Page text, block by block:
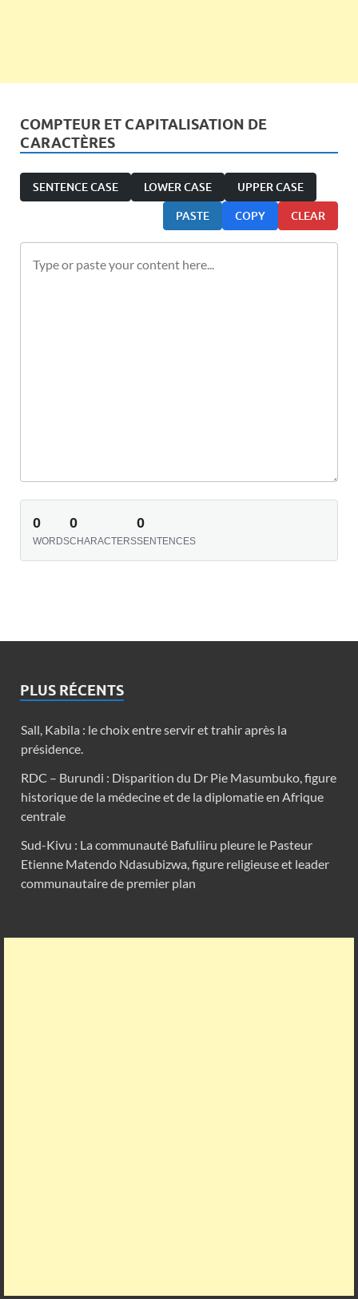
COMPTEUR ET CAPITALISATION DE
CARACTÈRES
SENTENCE CASE LOWER CASE UPPER CASE
PASTE COPY CLEAR
0
WORDS
0
CHARACTERS
0
SENTENCES
PLUS RÉCENTS
Sall, Kabila : le choix entre servir et trahir après la
présidence.
RDC – Burundi : Disparition du Dr Pie Masumbuko, figure
historique de la médecine et de la diplomatie en Afrique
centrale
Sud-Kivu : La communauté Bafuliiru pleure le Pasteur
Etienne Matendo Ndasubizwa, figure religieuse et leader
communautaire de premier plan